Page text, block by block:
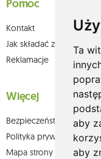
Ta
aby
aby
Pomoc
Kontakt
Jak składać zamówienia
Reklamacje
Więcej
Bezpieczeństwo
Polityka prywatności
Mapa strony